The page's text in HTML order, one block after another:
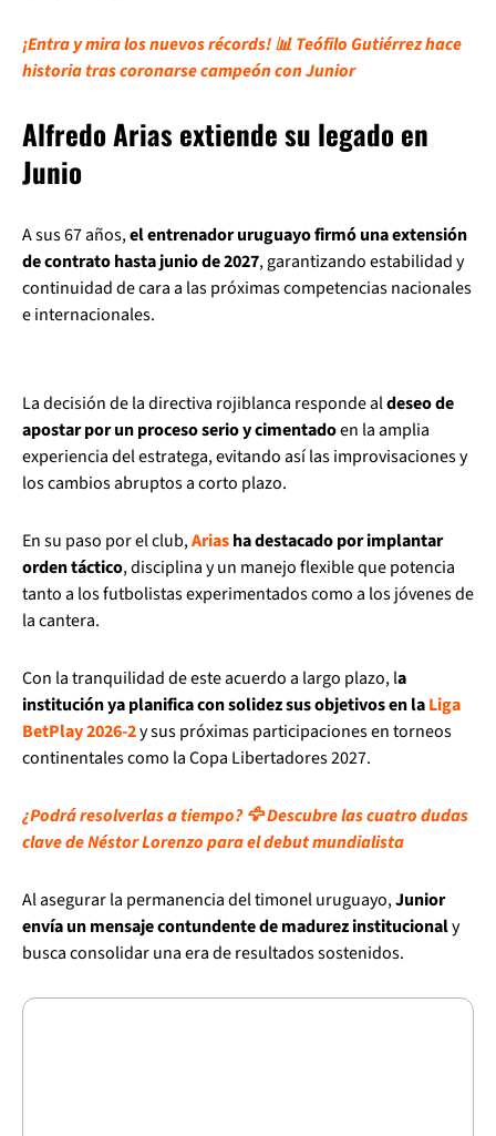
¡Entra y mira los nuevos récords! 📊 Teófilo Gutiérrez hace
historia tras coronarse campeón con Junior
Alfredo Arias extiende su legado en
Junio
A sus 67 años,el entrenador uruguayo firmó una extensión
de contrato hasta junio de 2027, garantizando estabilidad y
continuidad de cara a las próximas competencias nacionales
e internacionales.
La decisión de la directiva rojiblanca responde aldeseo de
apostar por un proceso serio y cimentadoen la amplia
experiencia del estratega, evitando así las improvisaciones y
los cambios abruptos a corto plazo.
En su paso por el club,Ariasha destacado por implantar
orden táctico, disciplina y un manejo flexible que potencia
tanto a los futbolistas experimentados como a los jóvenes de
la cantera.
Con la tranquilidad de este acuerdo a largo plazo, la
institución ya planifica con solidez sus objetivos en laLiga
BetPlay 2026-2y sus próximas participaciones en torneos
continentales como la Copa Libertadores 2027.
¿Podrá resolverlas a tiempo? 🦅 Descubre las cuatro dudas
clave de Néstor Lorenzo para el debut mundialista
Al asegurar la permanencia del timonel uruguayo,Junior
envía un mensaje contundente de madurez institucionaly
busca consolidar una era de resultados sostenidos.